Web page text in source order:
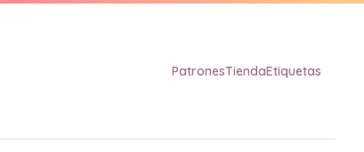
PatronesTiendaEtiquetas